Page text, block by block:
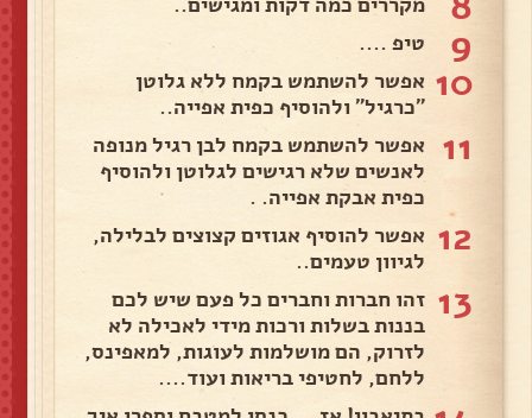
9 טיפ ....
10 אפשר להשתמש בקמח ללא גלוטן
"כרגיל" ולהוסיף כפית אפייה..
11
אפשר להשתמש בקמח לבן רגיל מנופה
לאנשים שלא רגישים לגלוטן ולהוסיף
כפית אבקת אפייה. .
12 אפשר להוסיף אגוזים קצוצים לבלילה,
לגיוון טעמים..
13 זהו חברות וחברים כל פעם שיש לכם
בננות בשלות ורכות מידי לאכילה לא
לזרוק, הם מושלמות לעוגות, למאפינס,
ללחם, לחטיפי בריאות ועוד....